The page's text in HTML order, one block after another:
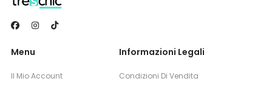
Menu
Il Mio Account
Informazioni Legali
Condizioni Di Vendita